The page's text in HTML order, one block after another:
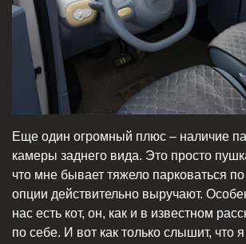
Еще один огромный плюс – наличие
камеры заднего вида. Это просто
что мне бывает тяжело парковаться
опции действительно выручают.
нас есть кот, он, как и в известном
по себе. И вот как только слышит, что